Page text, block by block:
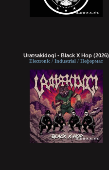
Uratsakidogi - Black X Hop (2026)
Electronic / Industrial / Неформат